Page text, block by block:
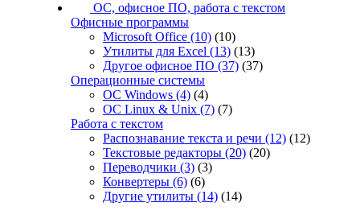
ОС, офисное ПО, работа с текстом
Офисные программы
Microsoft Office (10) (10)
Утилиты для Excel (13) (13)
Другое офисное ПО (37) (37)
Операционные системы
ОС Windows (4) (4)
ОС Linux & Unix (7) (7)
Работа с текстом
Распознавание текста и речи (12) (12)
Текстовые редакторы (20) (20)
Переводчики (3) (3)
Конвертеры (6) (6)
Другие утилиты (14) (14)